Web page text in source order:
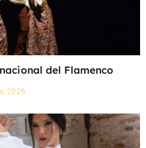
del Flamenco
2025